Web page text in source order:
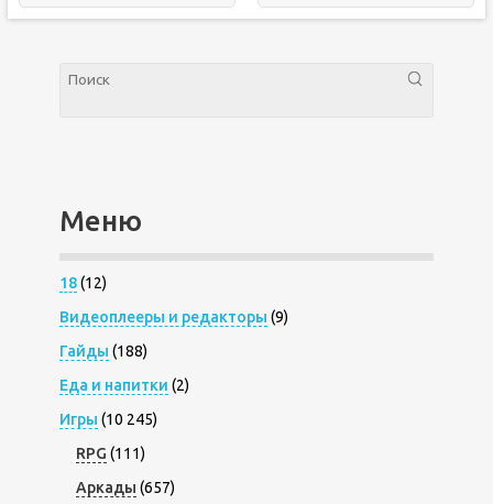
Меню
18(12)
Видеоплееры и редакторы (9)
Гайды (188)
Еда и напитки (2)
Игры (10 245)
RPG (111)
Аркады (657)